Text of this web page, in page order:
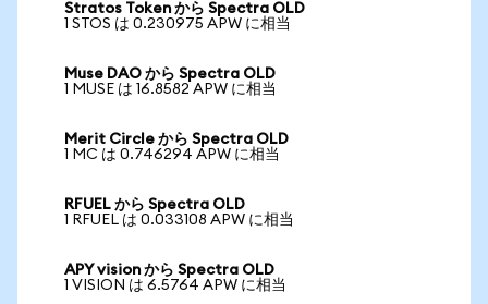
Stratos Token から Spectra OLD
1 STOS は 0.230975 APW に相当
Muse DAO から Spectra OLD
1 MUSE は 16.8582 APW に相当
Merit Circle から Spectra OLD
1 MC は 0.746294 APW に相当
RFUEL から Spectra OLD
1 RFUEL は 0.033108 APW に相当
APY vision から Spectra OLD
1 VISION は 6.5764 APW に相当